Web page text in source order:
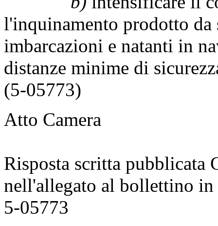
l'inquinamento prodotto
imbarcazioni e natanti in
distanze minime di
(5-05773)
Atto Camera
Risposta scritta pubblicata
nell'allegato al bollettino
5-05773